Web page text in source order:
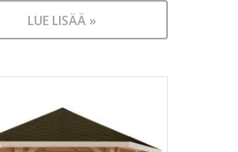
LUE LISÄÄ »